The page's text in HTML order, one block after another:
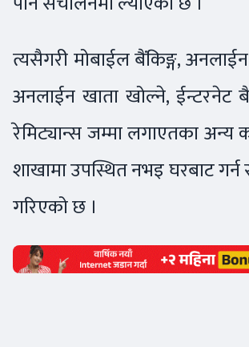
त्यसैगरी मोबाईल बैंकिङ्ग,
अनलाईन खाता खोल्ने, ईन्टरनेट
रेमिट्यान्स जम्मा लगाएतका अन्य
शाखामा उपस्थित नभइ घरबाट
गरिएको छ ।